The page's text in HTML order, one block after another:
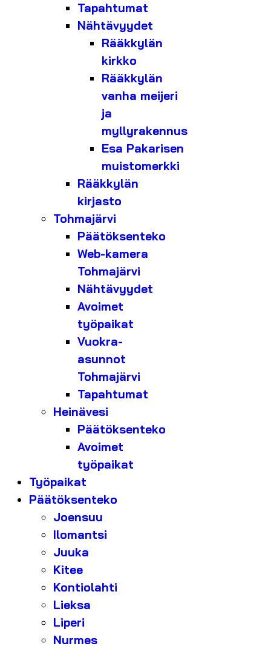
Tapahtumat
Nähtävyydet
Rääkkylän
kirkko
Rääkkylän
vanha meijeri
ja
myllyrakennus
Esa Pakarisen
muistomerkki
Rääkkylän
kirjasto
Tohmajärvi
Päätöksenteko
Web-kamera
Tohmajärvi
Nähtävyydet
Avoimet
työpaikat
Vuokra-
asunnot
Tohmajärvi
Tapahtumat
Heinävesi
Päätöksenteko
Avoimet
työpaikat
Työpaikat
Päätöksenteko
Joensuu
Ilomantsi
Juuka
Kitee
Kontiolahti
Lieksa
Liperi
Nurmes